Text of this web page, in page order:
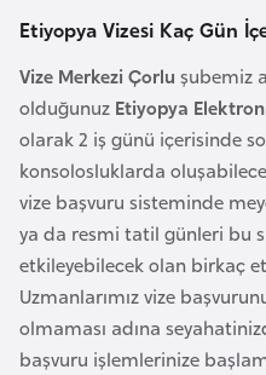
Etiyopya Vizesi Kaç Gün
Vize Merkezi Çorlu şubemiz
olduğunuz Etiyopya
olarak 2 iş günü içerisinde
konsolosluklarda
vize başvuru sisteminde
ya da resmi tatil günleri bu
etkileyebilecek olan birkaç
Uzmanlarımız vize
olmaması adına
başvuru işlemlerinize
i
C
e
z
a
y
i
r